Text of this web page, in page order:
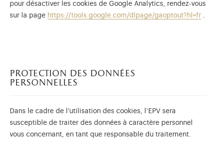
pour désactiver les cookies de Google Analytics, rendez-vous
sur la page https://tools.google.com/dlpage/gaoptout?hl=fr .
protection des données
personnelles
Dans le cadre de l’utilisation des cookies, l’EPV sera
susceptible de traiter des données à caractère personnel
vous concernant, en tant que responsable du traitement.